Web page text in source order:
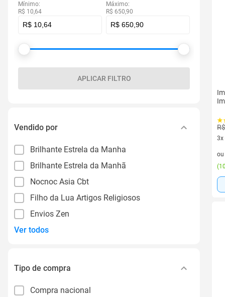
Mínimo:
R$ 10,64
Máximo:
R$ 650,90
APLICAR FILTRO
Vendido por
Brilhante Estrela da Manha
Brilhante Estrela da Manhã
Nocnoc Asia Cbt
Filho da Lua Artigos Religiosos
Envios Zen
Ver todos
Tipo de compra
Compra nacional
3x
3
ou
(